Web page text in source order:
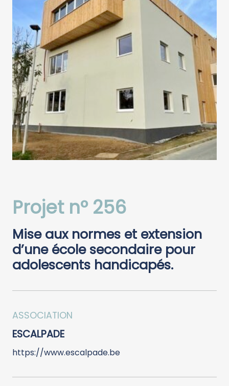
Projet n° 256
Mise aux normes et extension
d’une école secondaire pour
adolescents handicapés.
ASSOCIATION
ESCALPADE
https://www.escalpade.be